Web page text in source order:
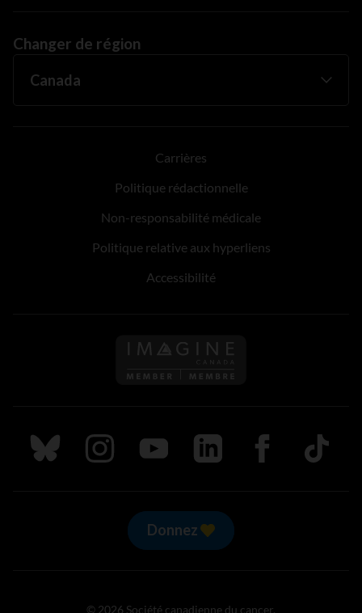
Changer de région
Carrières
Politique rédactionnelle
Non-responsabilité médicale
Politique relative aux hyperliens
Accessibilité
Suivez nous sur Bluesky
Suivez nous sur Instagram
Suivez nous sur Youtube
Suivez nous sur LinkedIn
Suivez nous sur
TikTok
Donnez
© 2026 Société canadienne du cancer.